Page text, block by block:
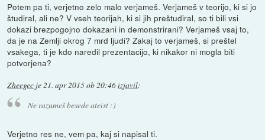
Potem pa ti, verjetno zelo malo verjameš. Verjameš v teorijo, ki si jo
študiral, ali ne? V vseh teorijah, ki si jih preštudiral, so ti bili vsi
dokazi brezpogojno dokazani in demonstrirani? Verjameš vsaj to,
da je na Zemlji okrog 7 mrd ljudi? Zakaj to verjameš, si preštel
vsakega, ti je kdo naredil prezentacijo, ki nikakor ni mogla biti
potvorjena?
Zheegec je21. apr 2015 ob 20:46izjavil:
Ne razumeš besede ateist :)
Verjetno res ne, vem pa, kaj si napisal ti.